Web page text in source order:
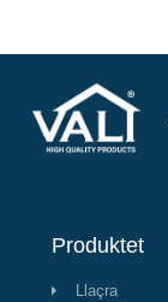
Produktet
Llaçra